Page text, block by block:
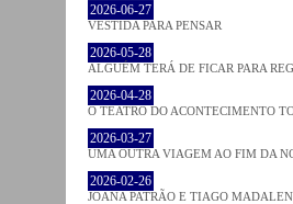
2026-06-27
VESTIDA PARA PENSAR
2026-05-28
ALGUÉM TERÁ DE FICAR PARA
2026-04-28
O TEATRO DO ACONTECIMENTO
2026-03-27
UMA OUTRA VIAGEM AO FIM DA
2026-02-26
JOANA PATRÃO E TIAGO